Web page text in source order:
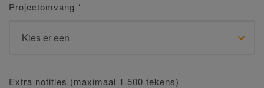
Projectomvang *
Extra notities (maximaal 1.500 tekens)